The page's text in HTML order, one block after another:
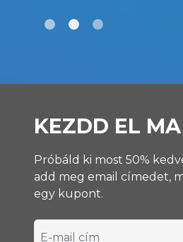
KEZDD EL MA
Próbáld ki most 50%
add meg email címedet,
egy kupont.